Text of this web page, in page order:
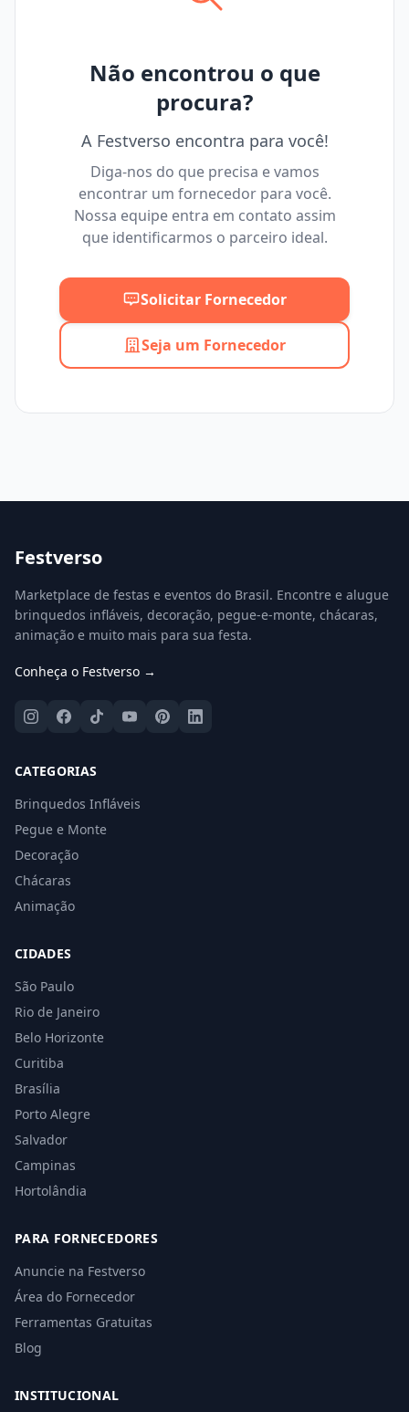
Máximo
Não encontrou o que
procura?
A Festverso encontra para você!
Diga-nos do que precisa e vamos
encontrar um fornecedor para você.
Nossa equipe entra em contato assim
que identificarmos o parceiro ideal.
Solicitar Fornecedor
Seja um Fornecedor
Festverso
Marketplace de festas e eventos do Brasil. Encontre e alugue
brinquedos infláveis, decoração, pegue-e-monte, chácaras,
animação e muito mais para sua festa.
Conheça o Festverso →
CATEGORIAS
Brinquedos Infláveis
Pegue e Monte
Decoração
Chácaras
Animação
CIDADES
São Paulo
Rio de Janeiro
Belo Horizonte
Curitiba
Brasília
Porto Alegre
Salvador
Campinas
Hortolândia
PARA FORNECEDORES
Anuncie na Festverso
Área do Fornecedor
Ferramentas Gratuitas
Blog
INSTITUCIONAL